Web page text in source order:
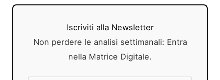
Iscriviti alla Newsletter
Non perdere le analisi settimanali: Entra
nella Matrice Digitale.